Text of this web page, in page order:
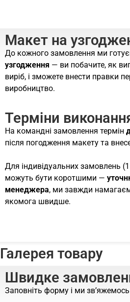
Макет на
До кожного замовлення ми
узгодження — ви побачите, як
виріб, і зможете внести правки
виробництво.
Терміни
На командні замовлення термін
після погодження макету та
Для індивідуальних замовлень
можуть бути коротшими —
менеджера, ми завжди
якомога швидше.
Галерея товару
Швидке
Заповніть форму і ми